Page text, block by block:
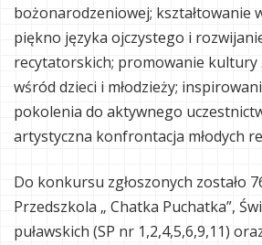
bożonarodzeniowej; kształtowanie
piękno języka ojczystego i
recytatorskich; promowanie kultury
wśród dzieci i młodzieży;
pokolenia do aktywnego
artystyczna konfrontacja młodych
Do konkursu zgłoszonych zostało
Przedszkola „ Chatka Puchatka”,
puławskich (SP nr 1,2,4,5,6,9,11)